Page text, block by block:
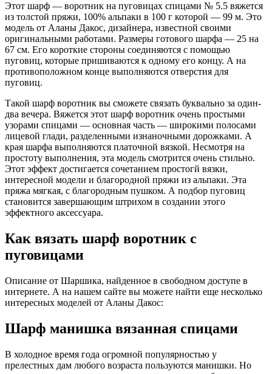
Этот шарф — воротник на пуговицах спицами № 5.5 вяжется
из толстой пряжи, 100% альпаки в 100 г которой — 99 м. Это
модель от Аланы Дакос, дизайнера, известной своими
оригинальными работами. Размеры готового шарфа — 25 на
67 см. Его короткие стороны соединяются с помощью
пуговиц, которые пришиваются к одному его концу. А на
противоположном конце выполняются отверстия для
пуговиц.
Такой шарф воротник вы сможете связать буквально за один-
два вечера. Вяжется этот шарф воротник очень простыми
узорами спицами — основная часть — широкими полосами
лицевой глади, разделенными изнаночными дорожками. А
края шарфа выполняются платочной вязкой. Несмотря на
простоту выполнения, эта модель смотрится очень стильно.
Этот эффект достигается сочетанием простогй вязки,
интересной модели и благородной пряжи из альпаки. Эта
пряжа мягкая, с благородным пушком. А подбор пуговиц
становится завершающим штрихом в создании этого
эффектного аксессуара.
Как вязать шарф воротник с
пуговицами
Описание от Шаршика, найденное в свободном доступе в
интернете. А на нашем сайте вы можете найти еще несколько
интересных моделей от Аланы Дакос:
Шарф манишка вязанная спицами
В холодное время года огромной популярностью у
прелестных дам любого возраста пользуются манишки. Но